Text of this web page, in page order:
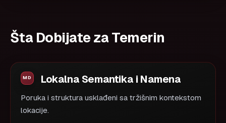
Šta Dobijate za Temerin
Lokalna Semantika i Namena
Poruka i struktura usklađeni sa tržišnim kontekstom
lokacije.